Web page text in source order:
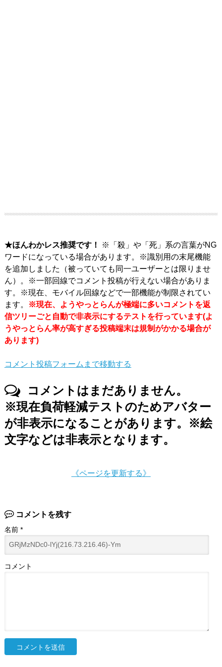
★ほんわかレス推奨です！
※「殺」や「死」系の言葉がNG
ワードになっている場合があります。※識別用の末尾機能
を追加しました（被っていても同一ユーザーとは限りませ
ん）。※一部回線でコメント投稿が行えない場合がありま
す。※現在、モバイル回線などで一部機能が制限されてい
ます。
※現在、ようやっとらんが極端に多いコメントを返
信ツリーごと自動で非表示にするテストを行っています(よ
うやっとらん率が高すぎる投稿端末は規制がかかる場合が
あります)
コメント投稿フォームまで移動する
コメントはまだありません。
※現在負荷軽減テストのためアバター
が非表示になることがあります。※絵
文字などは非表示となります。
《ページを更新する》
コメントを残す
名前 *
コメント